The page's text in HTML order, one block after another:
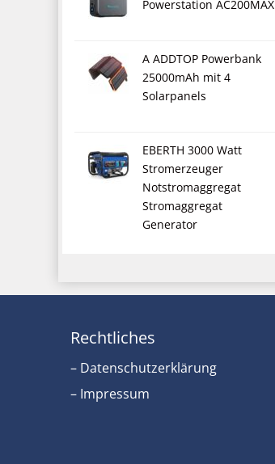
Powerstation AC200MAX
A ADDTOP Powerbank
25000mAh mit 4
Solarpanels
EBERTH 3000 Watt
Stromerzeuger
Notstromaggregat
Stromaggregat
Generator
Rechtliches
– Datenschutzerklärung
– Impressum